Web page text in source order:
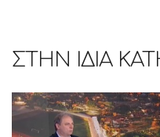
ΣΤΗΝ ΙΔΙΑ